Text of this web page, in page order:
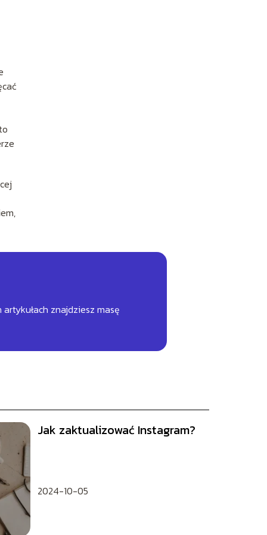
znajdziesz masę
Jak zaktualizować Instagram?
2024-10-05